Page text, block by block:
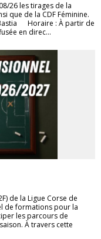
26 les tirages de la
que de la CDF Féminine.
Bastia Horaire : À partir de
en direc...
de la Ligue Corse de
de formations pour la
les parcours de
À travers cette